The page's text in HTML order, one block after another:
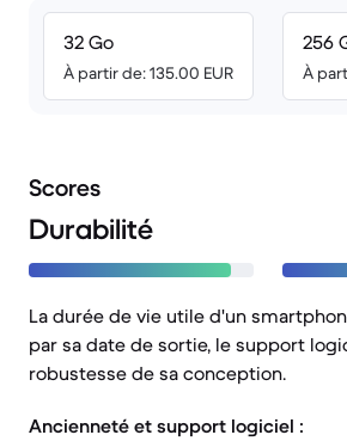
32 Go
À partir de: 135.00 EUR
256
À
Scores
Durabilité
La durée de vie utile d'un
par sa date de sortie, le support
robustesse de sa conception.
Ancienneté et support logiciel :